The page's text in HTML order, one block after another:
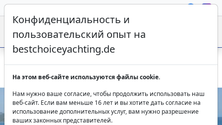
Гулета Hızır 1 – 26м, 4 каюты, аренда из Бодрума
Конфиденциальность и
пользовательский опыт на
bestchoiceyachting.de
На этом веб-сайте используются файлы cookie.
Нам нужно ваше согласие, чтобы продолжить использовать наш
веб-сайт. Если вам меньше 16 лет и вы хотите дать согласие на
использование дополнительных услуг, вам нужно разрешение
ваших законных представителей.